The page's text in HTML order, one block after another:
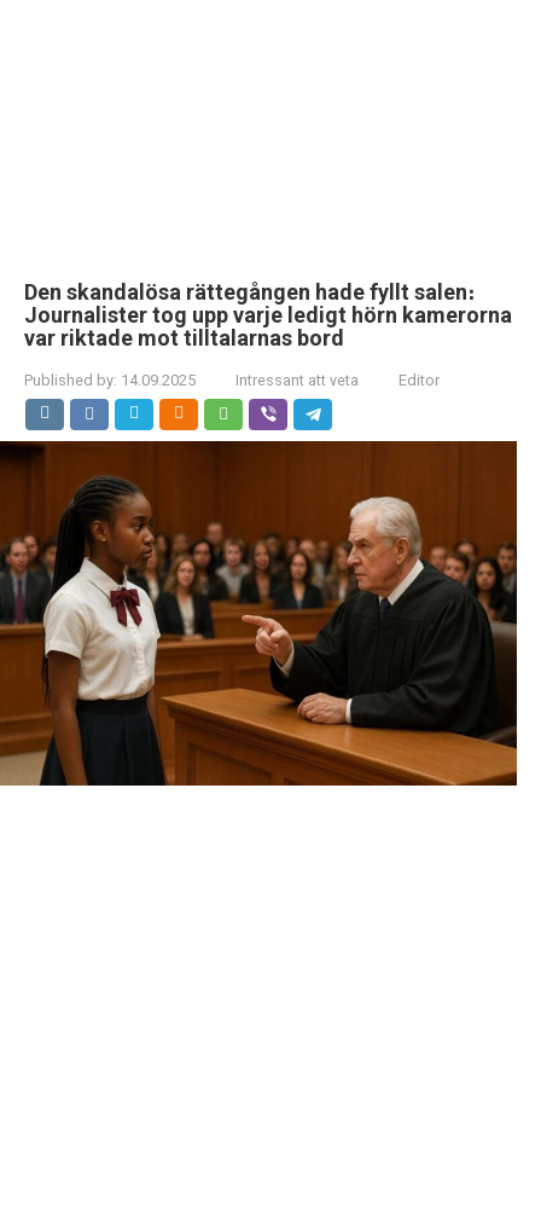
Den skandalösa rättegången hade fyllt salen։
Journalister tog upp varje ledigt hörn kamerorna
var riktade mot tilltalarnas bord
Published by: 14.09.2025 Intressant att veta Editor